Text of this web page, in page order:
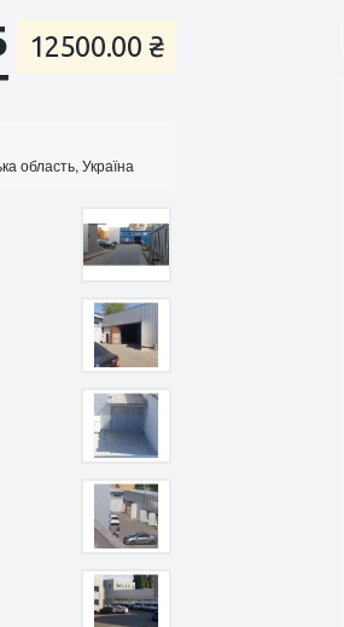
12500.00 ₴
область, Україна